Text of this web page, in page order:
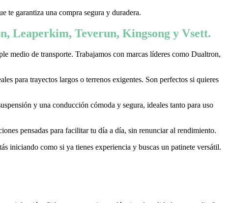
te garantiza una compra segura y duradera.
Leaperkim, Teverun, Kingsong y Vsett.
medio de transporte. Trabajamos con marcas líderes como Dualtron,
para trayectos largos o terrenos exigentes. Son perfectos si quieres
y una conducción cómoda y segura, ideales tanto para uso
pensadas para facilitar tu día a día, sin renunciar al rendimiento.
iniciando como si ya tienes experiencia y buscas un patinete versátil.